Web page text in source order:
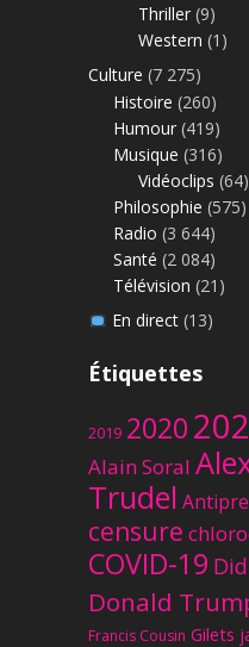
Thriller (9)
Western (1)
Culture (7 275)
Histoire (260)
Humour (419)
Musique (316)
Vidéoclips (64)
Philosophie (575)
Radio (3 644)
Santé (2 084)
Télévision (21)
En direct(13)
Étiquettes
2019 2020
Alain Soral
Trudel
censure
COVID-19
Donald
Francis Cousin Gilets